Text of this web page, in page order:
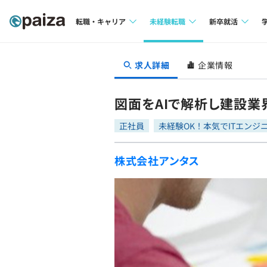
転職・キャリア
転職成功ガイド
転職エージェント
未経験転職
求人検索
転職成功ガイド
新卒就活
本選考
インターン
新卒エージェ
求人詳細 企業情報
図面をAIで解析し建設
正社員 未経験OK！本気でITエンジ
株式会社アンタス